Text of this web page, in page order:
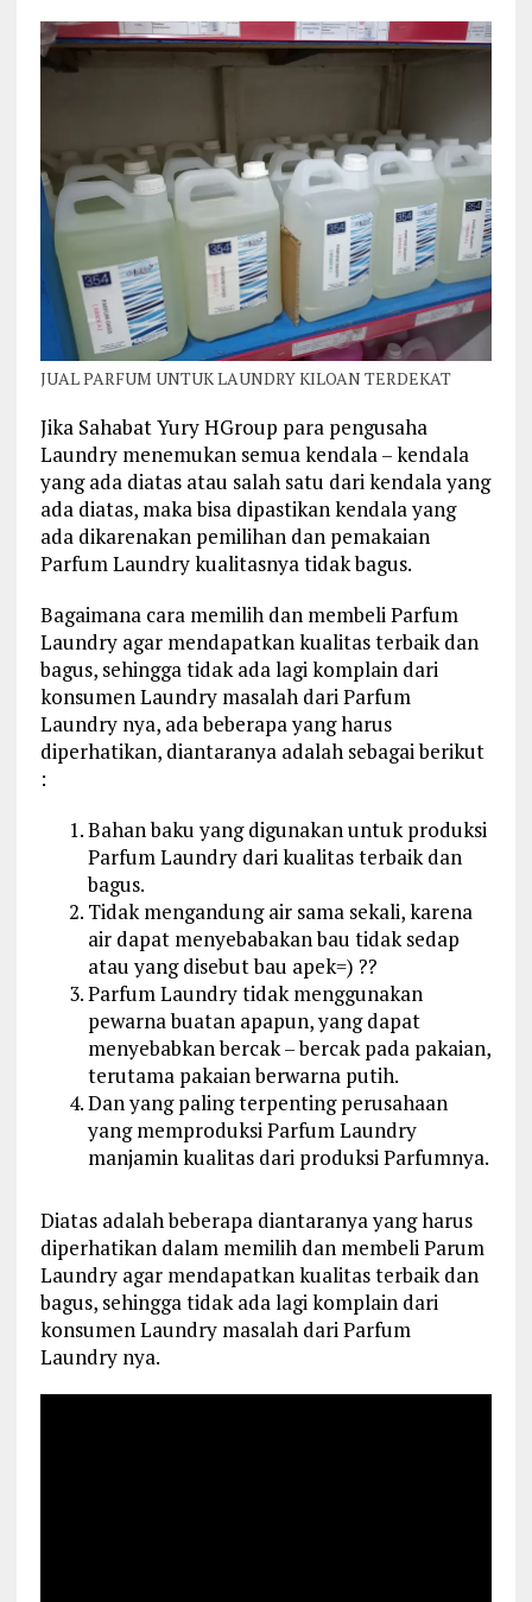
JUAL PARFUM UNTUK LAUNDRY KILOAN TERDEKAT
Jika Sahabat Yury HGroup para pengusaha
Laundry menemukan semua kendala – kendala
yang ada diatas atau salah satu dari kendala yang
ada diatas, maka bisa dipastikan kendala yang
ada dikarenakan pemilihan dan pemakaian
Parfum Laundry kualitasnya tidak bagus.
Bagaimana cara memilih dan membeli Parfum
Laundry agar mendapatkan kualitas terbaik dan
bagus, sehingga tidak ada lagi komplain dari
konsumen Laundry masalah dari Parfum
Laundry nya, ada beberapa yang harus
diperhatikan, diantaranya adalah sebagai berikut
:
Bahan baku yang digunakan untuk produksi
Parfum Laundry dari kualitas terbaik dan
bagus.
Tidak mengandung air sama sekali, karena
air dapat menyebabakan bau tidak sedap
atau yang disebut bau apek=) ??
Parfum Laundry tidak menggunakan
pewarna buatan apapun, yang dapat
menyebabkan bercak – bercak pada pakaian,
terutama pakaian berwarna putih.
Dan yang paling terpenting perusahaan
yang memproduksi Parfum Laundry
manjamin kualitas dari produksi Parfumnya.
Diatas adalah beberapa diantaranya yang harus
diperhatikan dalam memilih dan membeli Parum
Laundry agar mendapatkan kualitas terbaik dan
bagus, sehingga tidak ada lagi komplain dari
konsumen Laundry masalah dari Parfum
Laundry nya.